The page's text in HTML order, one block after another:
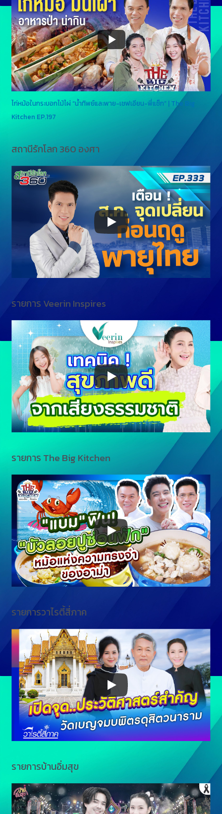
ไก่หม้อในกระบอกไม้ไผ่ “น้ำทิพย์และพาย-เชฟเอียน-พี่แซ็ก” | The Big
Kitchen EP.197
สถานีรักโลก 360 องศา
รายการ Veerin Inspires
รายการ The Big Kitchen
รายการวาไรตี้สี่ภาค
รายการบ้านอิ่มสุข